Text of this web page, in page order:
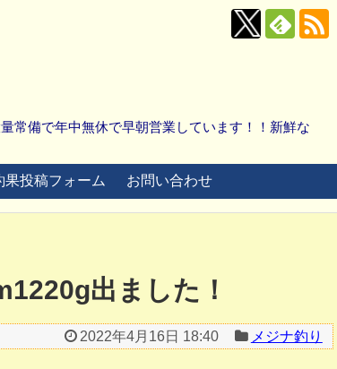
常備で年中無休で早朝営業しています！！新鮮な
果投稿フォーム お問い合わせ
出ました！
2022年4月16日 18:40 メジナ釣り